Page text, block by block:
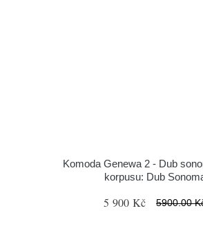
Komoda Genewa 2 - Dub
korpusu: Dub
5 900 Kč 5900.00